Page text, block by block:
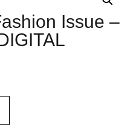
Issue –